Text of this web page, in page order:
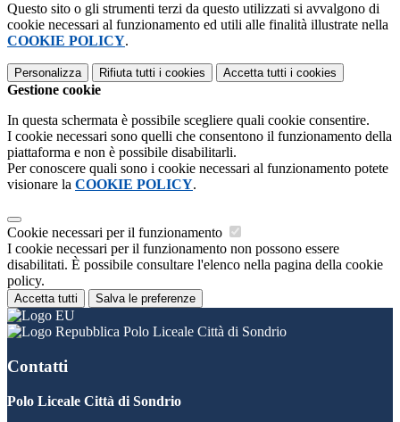
Questo sito o gli strumenti terzi da questo utilizzati si avvalgono di
cookie necessari al funzionamento ed utili alle finalità illustrate nella
COOKIE POLICY.
Personalizza Rifiuta tutti i cookies Accetta tutti i cookies
Gestione cookie
In questa schermata è possibile scegliere quali cookie consentire.
I cookie necessari sono quelli che consentono il funzionamento della
piattaforma e non è possibile disabilitarli.
Per conoscere quali sono i cookie necessari al funzionamento potete
visionare la COOKIE POLICY.
Cookie necessari per il funzionamento
I cookie necessari per il funzionamento non possono essere
disabilitati. È possibile consultare l'elenco nella pagina della cookie
policy.
Accetta tutti Salva le preferenze
Polo Liceale Città di Sondrio
Contatti
Polo Liceale Città di Sondrio